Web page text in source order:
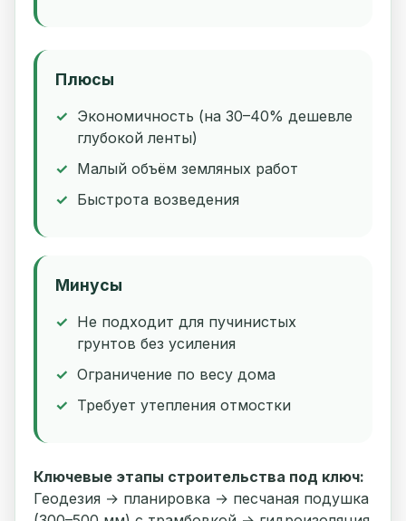
Плюсы
Экономичность (на 30–40% дешевле
глубокой ленты)
Малый объём земляных работ
Быстрота возведения
Минусы
Не подходит для пучинистых
грунтов без усиления
Ограничение по весу дома
Требует утепления отмостки
Ключевые этапы строительства под ключ:
Геодезия → планировка → песчаная подушка